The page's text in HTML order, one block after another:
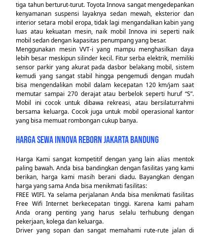
tiga tahun berturut-turut. Toyota Innova sangat mengedepankan
kenyamanan suspensi layaknya sedan mewah, eksterior dan
interior setara mobil eropa, tidak lagi mengandalkan kabin yang
luas atau kekuatan mesin, naik mobil Innova ini seperti naik
mobil sedan dengan kapasitas penumpang yang besar.
Menggunakan mesin VVT-i yang mampu menghasilkan daya
lebih besar meskipun silinder kecil. Fitur serba elektrik, memiliki
sensor parkir yang akurat pada dasbor belakang mobil, sistem
kemudi yang sangat stabil hingga pengemudi dengan mudah
bisa mengendalikan mobil dalam kecepatan 120 km/jam saat
memutar sampai 270 derajat atau berbelok seperti huruf “S”.
Mobil ini cocok untuk dibawa rekreasi, atau bersilaturrahmi
bersama keluarga. Cocok juga untuk mobil operasional kantor
yang bisa memuat rombongan cukup banya.
HARGA SEWA INNOVA REBORN JAKARTA BANDUNG
Harga Kami sangat kompetitif dengan yang lain alias mentok
paling bawah. Anda bisa bandingkan dengan fasilitas yang kami
berikan, harga kami masih berani diadu. Bayangkan dengan
harga yang sama Anda bisa menikmati fasilitas:
FREE WIFI. Ya selama perjalanan Anda bisa menikmati fasilitas
Free Wifi Internet berkecepatan tinggi. Karena kami paham
Anda orang penting yang harus selalu terhubung dengan
pekerjaan, kolega dan keluarga.
Driver yang sopan dan sangat memahami rute-rute jalan di